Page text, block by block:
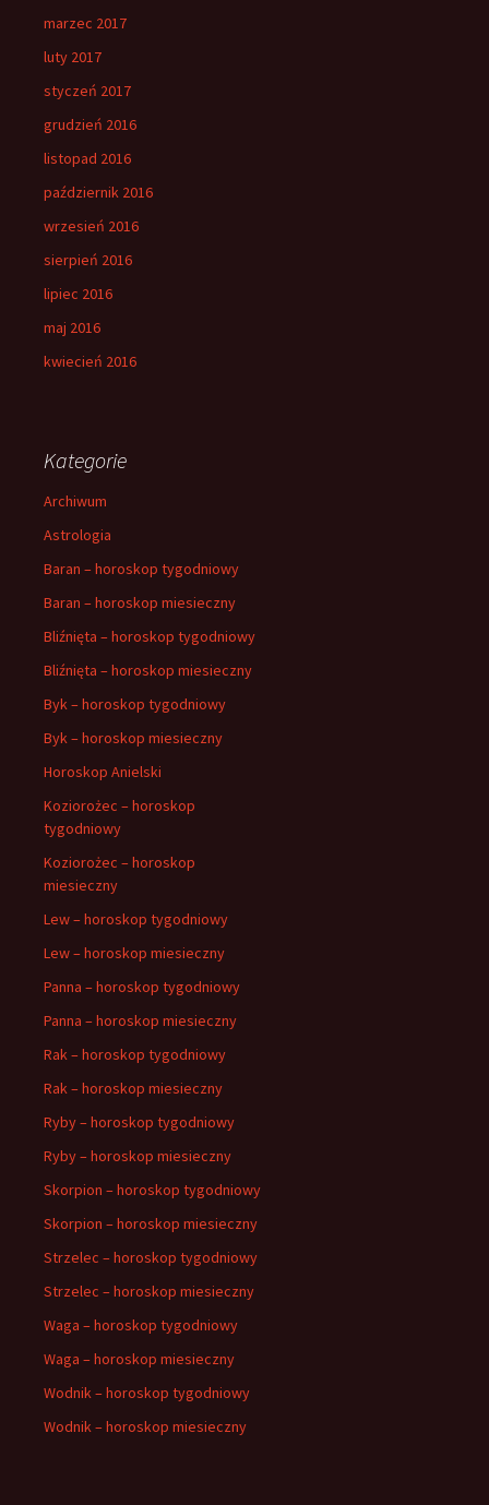
marzec 2017
luty 2017
styczeń 2017
grudzień 2016
listopad 2016
październik 2016
wrzesień 2016
sierpień 2016
lipiec 2016
maj 2016
kwiecień 2016
Kategorie
Archiwum
Astrologia
Baran – horoskop tygodniowy
Baran – horoskop miesieczny
Bliźnięta – horoskop tygodniowy
Bliźnięta – horoskop miesieczny
Byk – horoskop tygodniowy
Byk – horoskop miesieczny
Horoskop Anielski
Koziorożec – horoskop
tygodniowy
Koziorożec – horoskop
miesieczny
Lew – horoskop tygodniowy
Lew – horoskop miesieczny
Panna – horoskop tygodniowy
Panna – horoskop miesieczny
Rak – horoskop tygodniowy
Rak – horoskop miesieczny
Ryby – horoskop tygodniowy
Ryby – horoskop miesieczny
Skorpion – horoskop tygodniowy
Skorpion – horoskop miesieczny
Strzelec – horoskop tygodniowy
Strzelec – horoskop miesieczny
Waga – horoskop tygodniowy
Waga – horoskop miesieczny
Wodnik – horoskop tygodniowy
Wodnik – horoskop miesieczny